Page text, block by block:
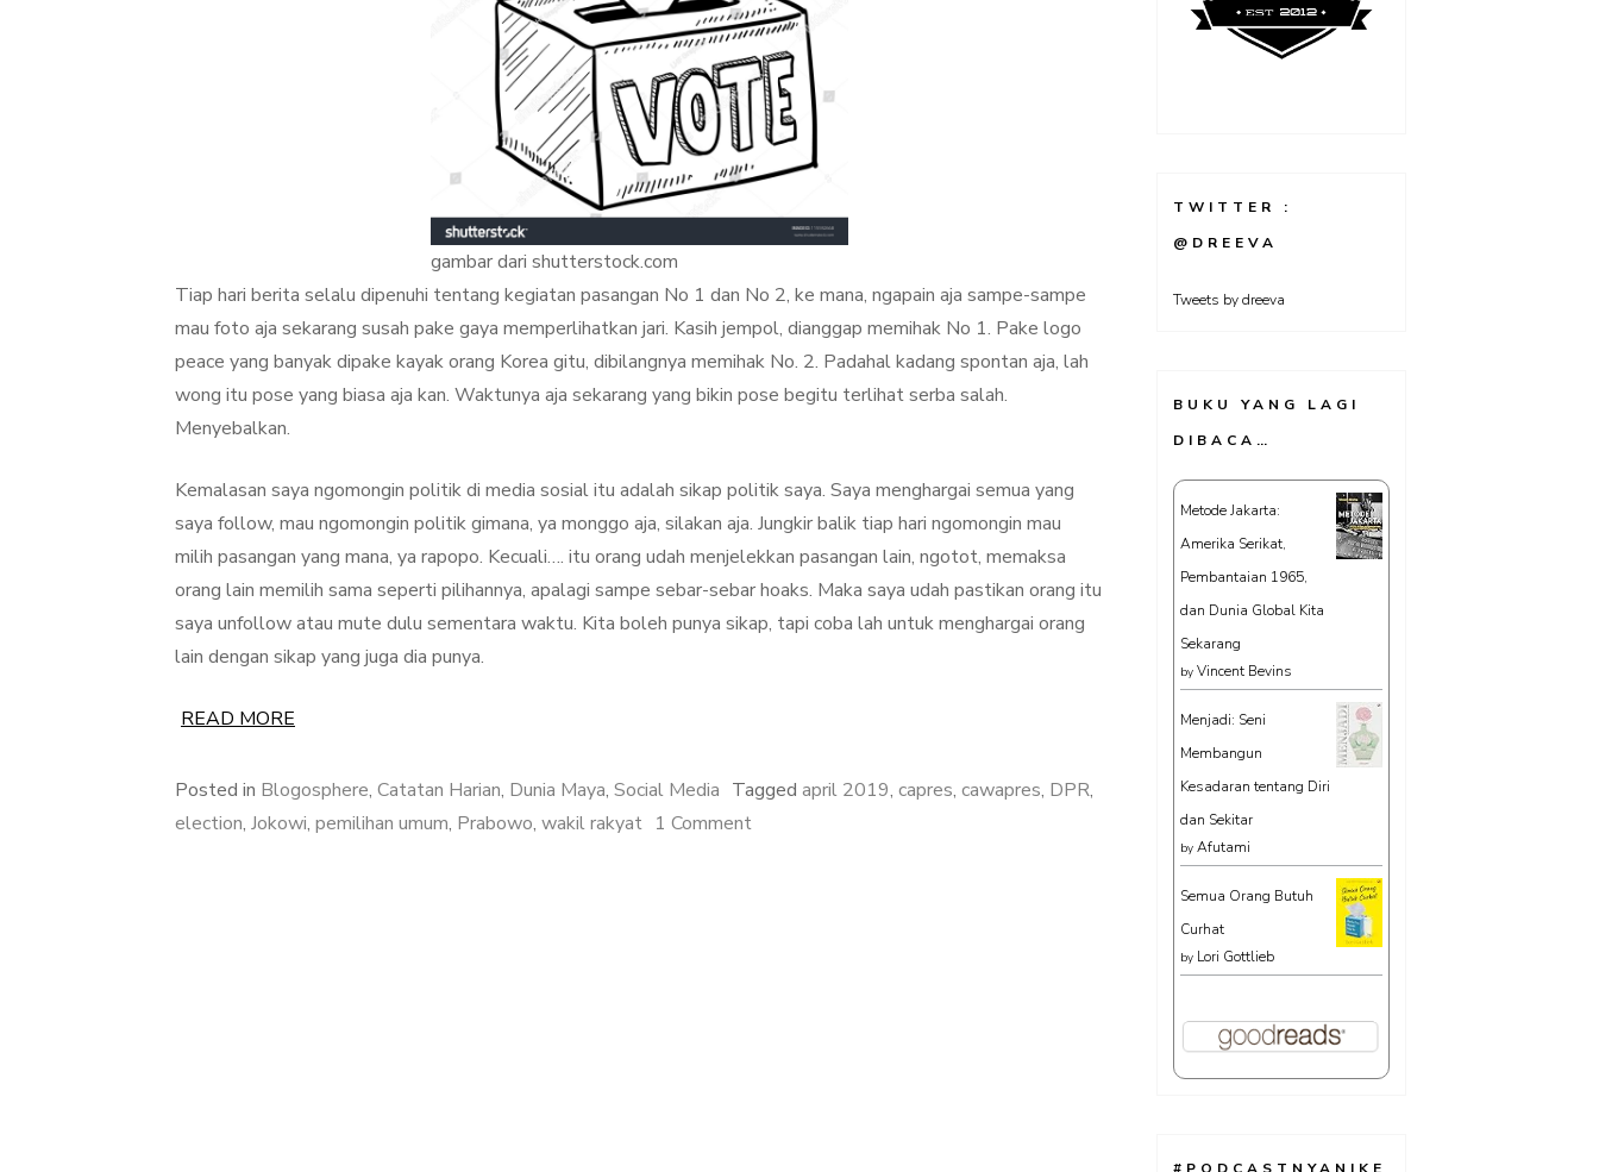
gambar dari shutterstock.com
Tiap hari berita selalu dipenuhi tentang kegiatan pasangan No 1 dan No 2, ke mana, ngapain aja sampe-sampe
mau foto aja sekarang susah pake gaya memperlihatkan jari. Kasih jempol, dianggap memihak No 1. Pake logo
peace yang banyak dipake kayak orang Korea gitu, dibilangnya memihak No. 2. Padahal kadang spontan aja, lah
wong itu pose yang biasa aja kan. Waktunya aja sekarang yang bikin pose begitu terlihat serba salah.
Menyebalkan.
Kemalasan saya ngomongin politik di media sosial itu adalah sikap politik saya. Saya menghargai semua yang
saya follow, mau ngomongin politik gimana, ya monggo aja, silakan aja. Jungkir balik tiap hari ngomongin mau
milih pasangan yang mana, ya rapopo. Kecuali…. itu orang udah menjelekkan pasangan lain, ngotot, memaksa
orang lain memilih sama seperti pilihannya, apalagi sampe sebar-sebar hoaks. Maka saya udah pastikan orang itu
saya unfollow atau mute dulu sementara waktu. Kita boleh punya sikap, tapi coba lah untuk menghargai orang
lain dengan sikap yang juga dia punya.
READ MORE
Posted in Blogosphere, Catatan Harian, Dunia Maya, Social Media Tagged april 2019, capres, cawapres, DPR,
election, Jokowi, pemilihan umum, Prabowo, wakil rakyat 1 Commenton
TWITTER :
@DREEVA
Tweets by dreeva
BUKU YANG LAGI
DIBACA…
Metode Jakarta:
Amerika Serikat,
Pembantaian 1965,
dan Dunia Global Kita
Sekarang
by Vincent Bevins
Menjadi: Seni
Membangun
Kesadaran tentang Diri
dan Sekitar
by Afutami
Semua Orang Butuh
Curhat
by Lori Gottlieb
#PODCASTNYANIKE